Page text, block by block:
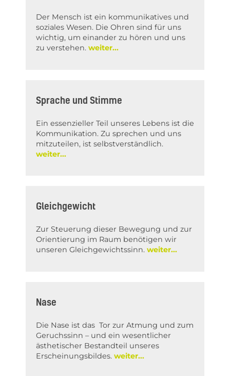
Der Mensch ist ein kommunikatives und
soziales Wesen. Die Ohren sind für uns
wichtig, um einander zu hören und uns
zu verstehen.
Sprache und Stimme
Ein essenzieller Teil unseres Lebens ist die
Kommunikation. Zu sprechen und uns
mitzuteilen, ist selbstverständlich.
Gleichgewicht
Zur Steuerung dieser Bewegung und zur
Orientierung im Raum benötigen wir
unseren Gleichgewichtssinn.
Nase
Die Nase ist das Tor zur Atmung und zum
Geruchssinn – und ein wesentlicher
ästhetischer Bestandteil unseres
Erscheinungsbildes.